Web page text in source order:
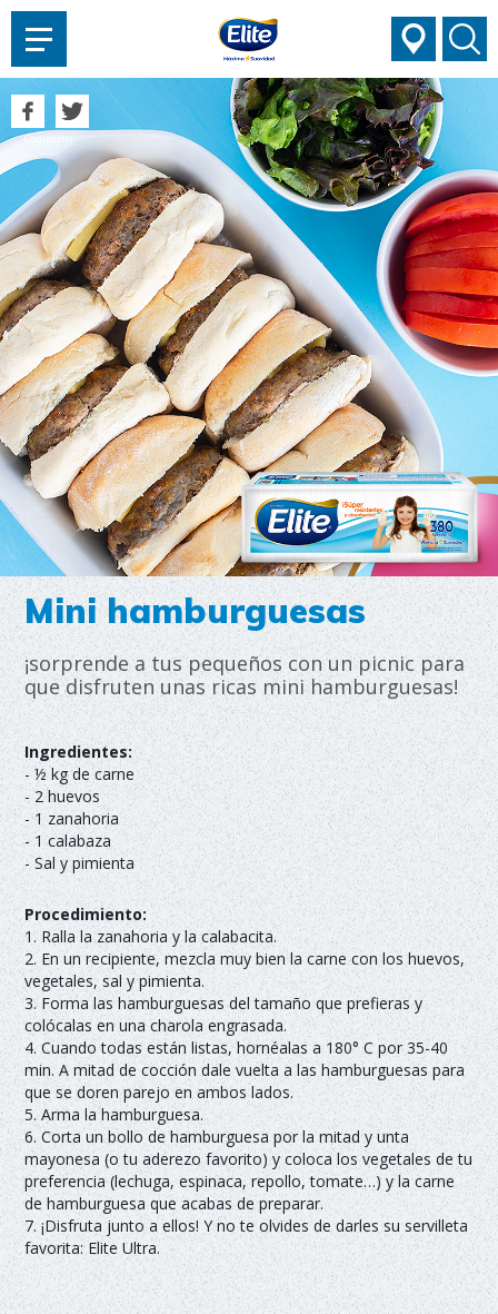
Mini hamburguesas
¡sorprende a tus pequeños con un picnic para
que disfruten unas ricas mini hamburguesas!
Compartir
Ingredientes:
- ½ kg de carne
- 2 huevos
- 1 zanahoria
- 1 calabaza
- Sal y pimienta
Procedimiento:
1. Ralla la zanahoria y la calabacita.
2. En un recipiente, mezcla muy bien la carne con los huevos,
vegetales, sal y pimienta.
3. Forma las hamburguesas del tamaño que prefieras y
colócalas en una charola engrasada.
4. Cuando todas están listas, hornéalas a 180° C por 35-40
min. A mitad de cocción dale vuelta a las hamburguesas para
que se doren parejo en ambos lados.
5. Arma la hamburguesa.
6. Corta un bollo de hamburguesa por la mitad y unta
mayonesa (o tu aderezo favorito) y coloca los vegetales de tu
preferencia (lechuga, espinaca, repollo, tomate…) y la carne
de hamburguesa que acabas de preparar.
7. ¡Disfruta junto a ellos! Y no te olvides de darles su servilleta
favorita: Elite Ultra.